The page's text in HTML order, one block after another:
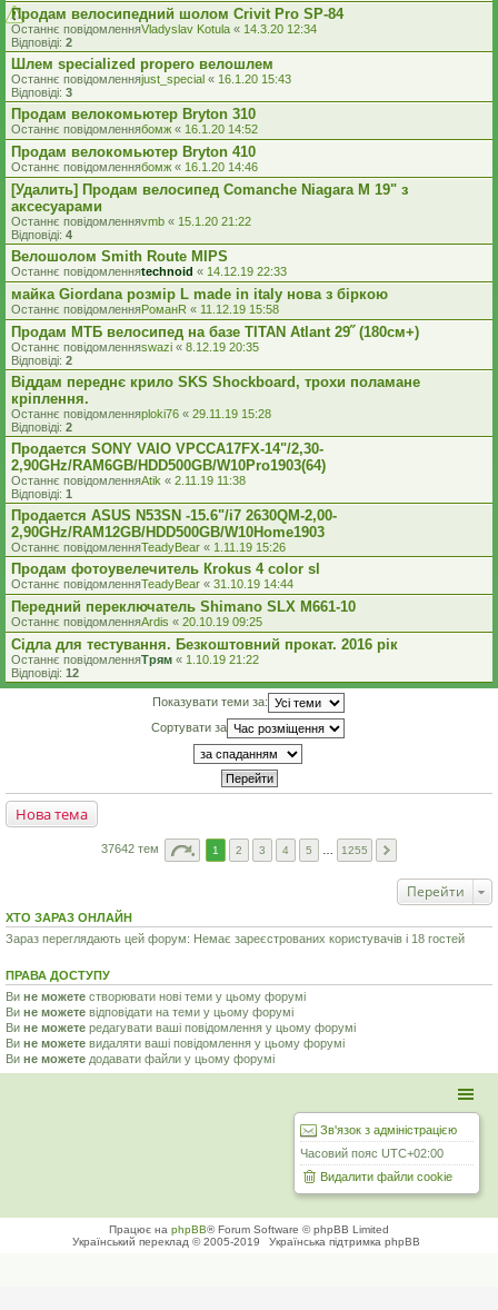
Продам велосипедний шолом Crivit Pro SP-84
Останнє повідомленняVladyslav Kotula « 14.3.20 12:34
Відповіді: 2
Шлем specialized propero велошлем
Останнє повідомленняjust_special « 16.1.20 15:43
Відповіді: 3
Продам велокомьютер Bryton 310
Останнє повідомленнябомж « 16.1.20 14:52
Продам велокомьютер Bryton 410
Останнє повідомленнябомж « 16.1.20 14:46
[Удалить] Продам велосипед Comanche Niagara M 19" з
аксесуарами
Останнє повідомленняvmb « 15.1.20 21:22
Відповіді: 4
Велошолом Smith Route MIPS
Останнє повідомленняtechnoid « 14.12.19 22:33
майка Giordana розмір L made in italy нова з біркою
Останнє повідомленняРоманR « 11.12.19 15:58
Продам МТБ велосипед на базе TITAN Atlant 29˝ (180см+)
Останнє повідомленняswazi « 8.12.19 20:35
Відповіді: 2
Віддам переднє крило SKS Shockboard, трохи поламане
кріплення.
Останнє повідомленняploki76 « 29.11.19 15:28
Відповіді: 2
Продается SONY VAIO VPCCA17FX-14"/2,30-
2,90GHz/RAM6GB/HDD500GB/W10Pro1903(64)
Останнє повідомленняAtik « 2.11.19 11:38
Відповіді: 1
Продается ASUS N53SN -15.6"/i7 2630QM-2,00-
2,90GHz/RAM12GB/HDD500GB/W10Home1903
Останнє повідомленняTeadyBear « 1.11.19 15:26
Продам фотоувелечитель Кrokus 4 color sl
Останнє повідомленняTeadyBear « 31.10.19 14:44
Передний переключатель Shimano SLX M661-10
Останнє повідомленняArdis « 20.10.19 09:25
Сідла для тестування. Безкоштовний прокат. 2016 рік
Останнє повідомленняТрям « 1.10.19 21:22
Відповіді: 12
Показувати теми за:
Сортувати за
Нова тема
37642 тем 1 2 3 4 5 1255
Перейти
ХТО ЗАРАЗ ОНЛАЙН
Зараз переглядають цей форум: Немає зареєстрованих користувачів і 18 гостей
ПРАВА ДОСТУПУ
Ви не можете створювати нові теми у цьому форумі
Ви не можете відповідати на теми у цьому форумі
Ви не можете редагувати ваші повідомлення у цьому форумі
Ви не можете видаляти ваші повідомлення у цьому форумі
Ви не можете додавати файли у цьому форумі
Зв'язок з адміністрацією
Часовий пояс UTC+02:00
Видалити файли cookie
Працює на phpBB® Forum Software © phpBB Limited
Український переклад © 2005-2019
Українська підтримка phpBB